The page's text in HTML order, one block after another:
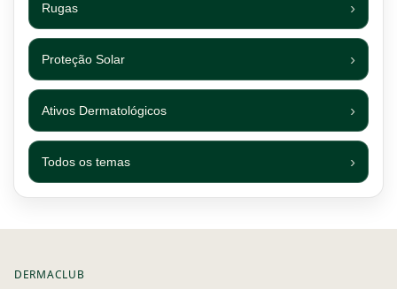
Rugas
Proteção Solar
Ativos Dermatológicos
Todos os temas
DERMACLUB